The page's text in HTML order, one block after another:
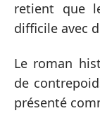
retient que
difficile avec
Le roman
de
présenté